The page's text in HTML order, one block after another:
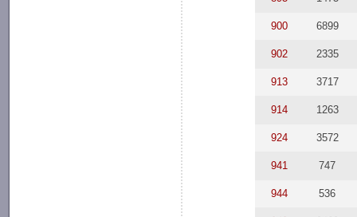
900 6899
902 2335
913 3717
914 1263
924 3572
941 747
944 536